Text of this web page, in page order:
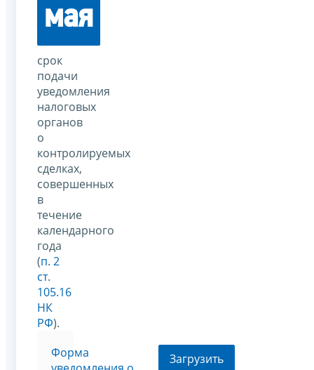
мая
срок
подачи
уведомления
налоговых
органов
о
контролируемых
сделках,
совершенных
в
течение
календарного
года
(п. 2
ст.
105.16
НК
РФ).
Форма
Загрузить